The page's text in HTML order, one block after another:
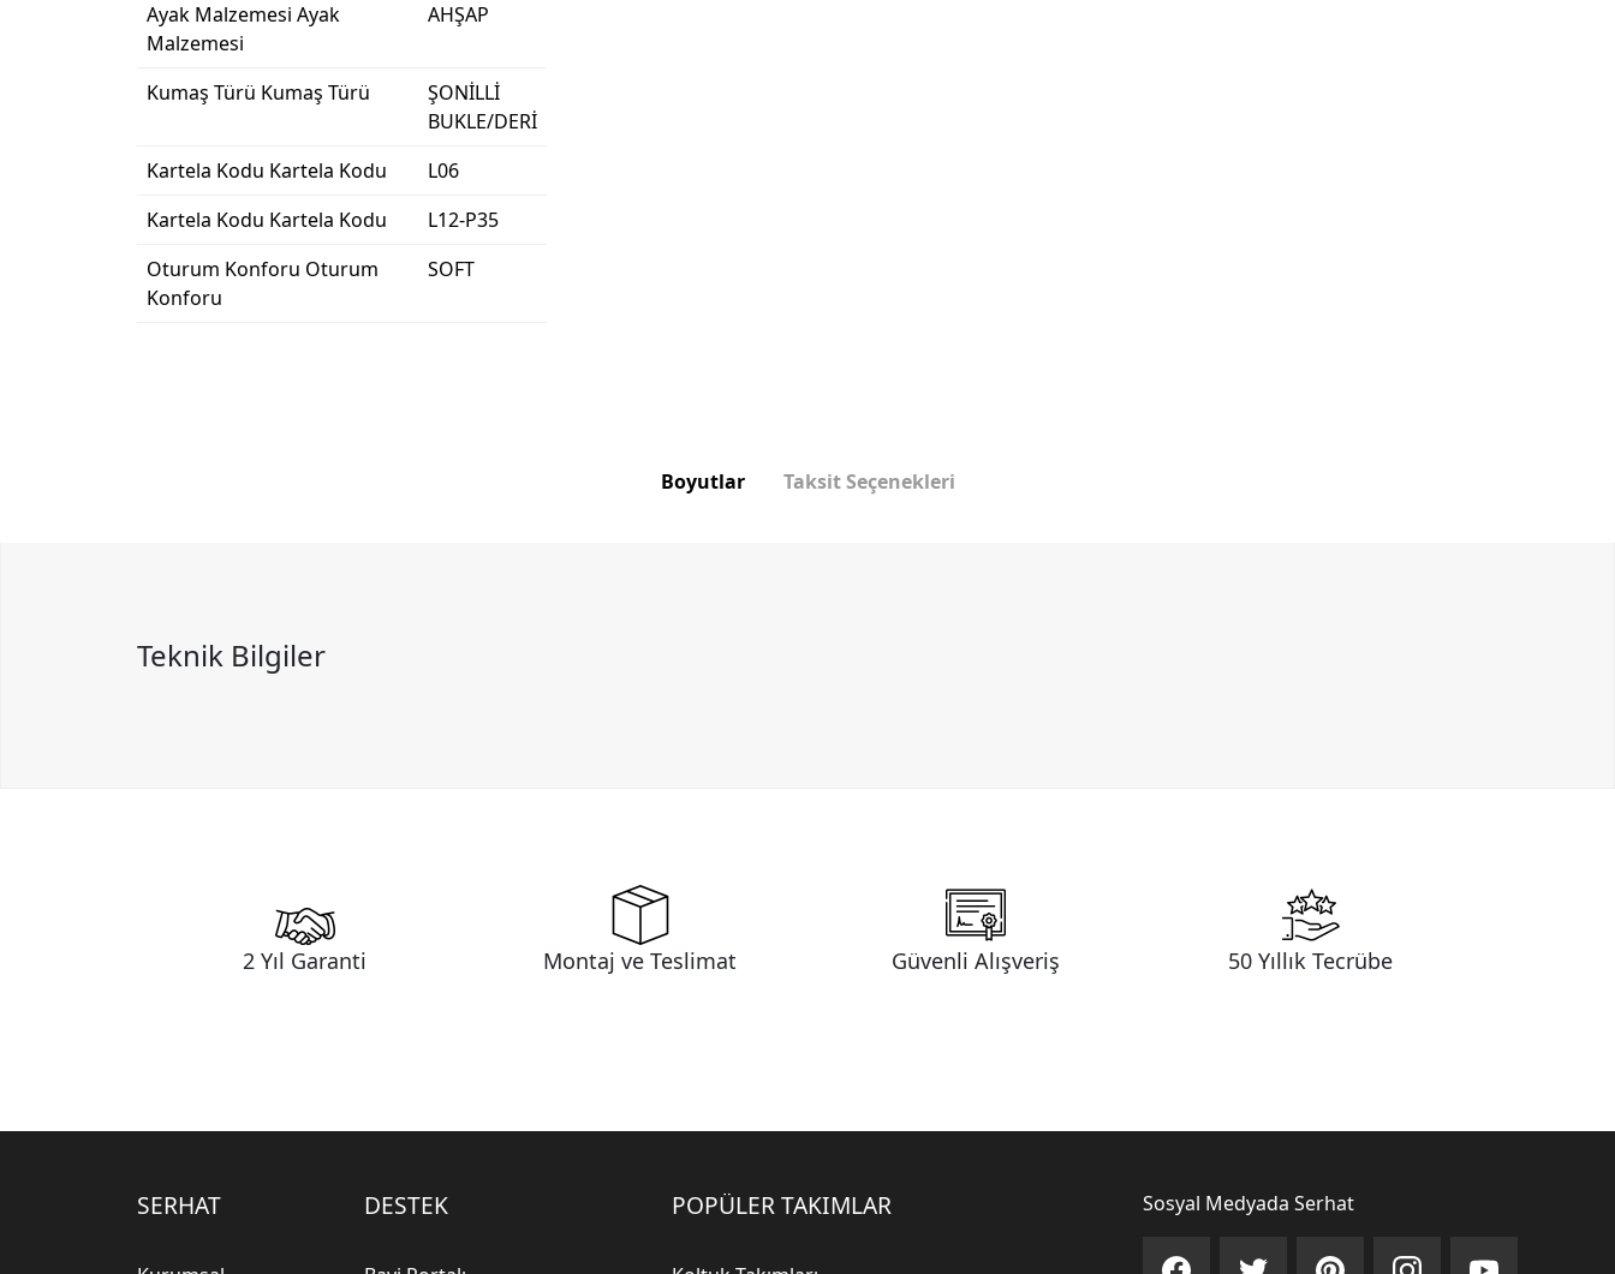
Ayak Malzemesi Ayak
Malzemesi
AHŞAP
Kumaş Türü Kumaş Türü
ŞONİLLİ
BUKLE/DERİ
Kartela Kodu Kartela Kodu
L06
Kartela Kodu Kartela Kodu
L12-P35
Oturum Konforu Oturum
Konforu
SOFT
Boyutlar Taksit Seçenekleri
Teknik Bilgiler
2 Yıl Garanti Montaj ve Teslimat Güvenli Alışveriş 50 Yıllık Tecrübe
SERHAT DESTEK POPÜLER TAKIMLAR Sosyal Medyada Serhat